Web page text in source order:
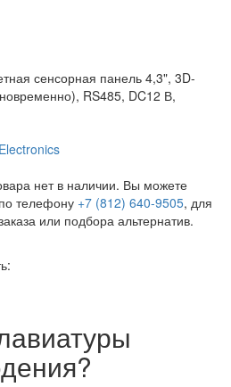
сенсорная панель 4,3", 3D-
RS485, DC12 В,
нет в наличии. Вы можете
телефону +7 (812) 640-9505, для
или подбора альтернатив.